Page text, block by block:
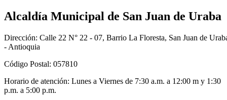
Alcaldía Municipal de San Juan de Uraba
Dirección: Calle 22 N° 22 - 07, Barrio La Floresta, San Juan de
- Antioquia
Código Postal: 057810
Horario de atención: Lunes a Viernes de 7:30 a.m. a 12:00 m y 1:30
p.m. a 5:00 p.m.